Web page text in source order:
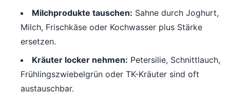
Milchprodukte tauschen: Sahne durch Joghurt,
Milch, Frischkäse oder Kochwasser plus Stärke
ersetzen.
Kräuter locker nehmen: Petersilie, Schnittlauch,
Frühlingszwiebelgrün oder TK-Kräuter sind oft
austauschbar.